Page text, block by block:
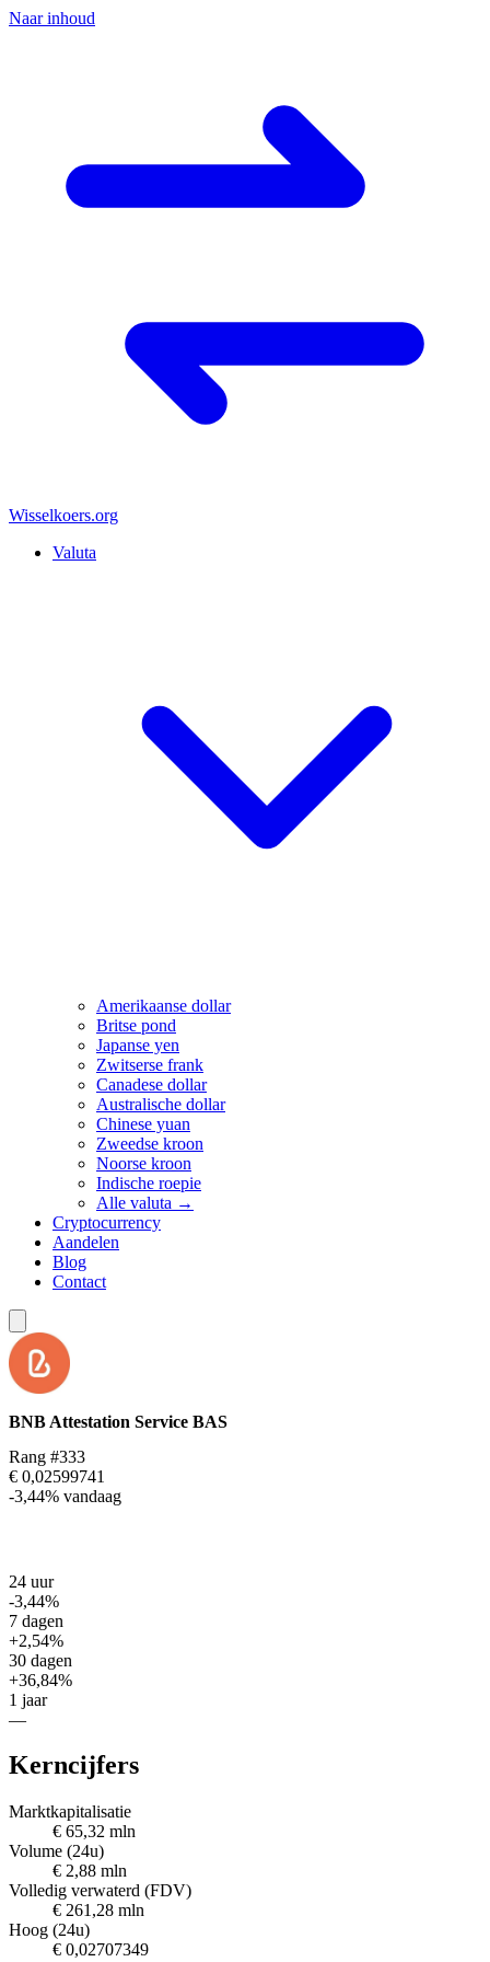
Naar inhoud
Wisselkoers.org
Valuta
Amerikaanse dollar
Britse pond
Japanse yen
Zwitserse frank
Canadese dollar
Australische dollar
Chinese yuan
Zweedse kroon
Noorse kroon
Indische roepie
Alle valuta →
Cryptocurrency
Aandelen
Blog
Contact
BNB Attestation Service BAS
Rang #333
€ 0,02599741
-3,44% vandaag
24 uur
-3,44%
7 dagen
+2,54%
30 dagen
+36,84%
1 jaar
—
Kerncijfers
Marktkapitalisatie
€ 65,32 mln
Volume (24u)
€ 2,88 mln
Volledig verwaterd (FDV)
€ 261,28 mln
Hoog (24u)
€ 0,02707349